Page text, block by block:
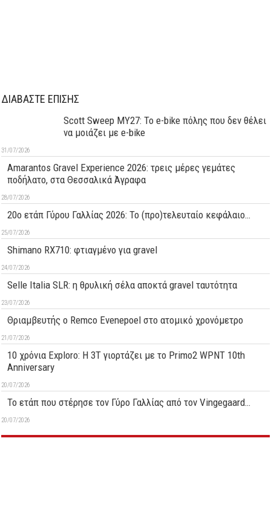
ΔΙΑΒΑΣΤΕ ΕΠΙΣΗΣ
Scott Sweep MY27: Το e-bike πόλης που δεν θέλει
να μοιάζει με e-bike
31/07/2026
Amarantos Gravel Experience 2026: τρεις μέρες γεμάτες
ποδήλατο, στα Θεσσαλικά Άγραφα
28/07/2026
20ο ετάπ Γύρου Γαλλίας 2026: Το (προ)τελευταίο κεφάλαιο…
25/07/2026
Shimano RX710: φτιαγμένο για gravel
24/07/2026
Selle Italia SLR: η θρυλική σέλα αποκτά gravel ταυτότητα
23/07/2026
Θριαμβευτής ο Remco Evenepoel στο ατομικό χρονόμετρο
21/07/2026
10 χρόνια Exploro: Η 3T γιορτάζει με το Primo2 WPNT 10th
Anniversary
20/07/2026
Το ετάπ που στέρησε τον Γύρο Γαλλίας από τον Vingegaard…
20/07/2026